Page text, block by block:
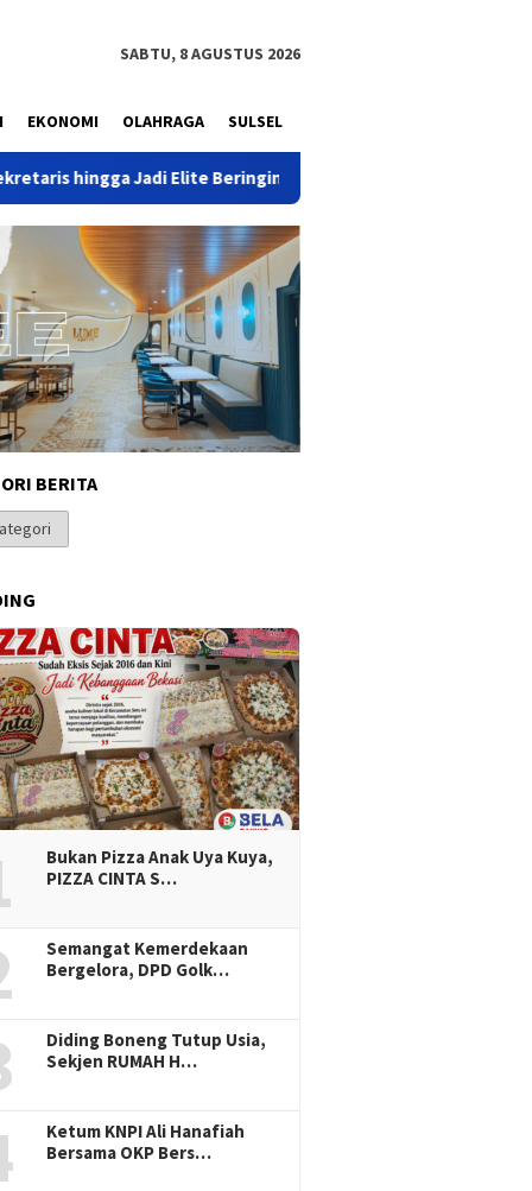
SABTU, 8 AGUSTUS 2026
EKONOMI OLAHRAGA SULSEL
Beringin Tinjau Revitalisasi Sekolah di Brebes dan
BERITA
Bukan Pizza Anak Uya Kuya,
PIZZA CINTA S…
Semangat Kemerdekaan
Bergelora, DPD Golk…
Diding Boneng Tutup Usia,
Sekjen RUMAH H…
Ketum KNPI Ali Hanafiah
Bersama OKP Bers…